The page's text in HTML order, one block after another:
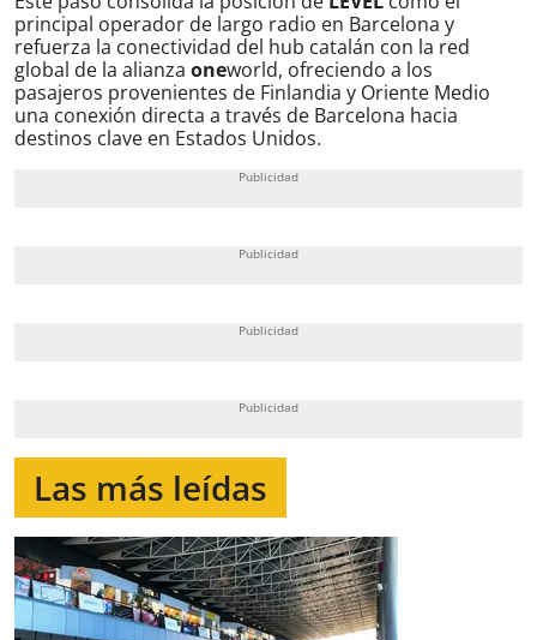
principal operador de largo radio en Barcelona y
refuerza la conectividad del hub catalán con la red
global de la alianza oneworld, ofreciendo a los
pasajeros provenientes de Finlandia y Oriente Medio
una conexión directa a través de Barcelona hacia
destinos clave en Estados Unidos.
Las más leídas